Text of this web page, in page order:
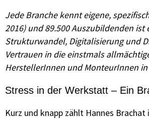
Jede Branche kennt eigene,
2016) und 89.500 Auszubildenden
Strukturwandel, Digitalisierung und
Vertrauen in die einstmals
HerstellerInnen und MonteurInnen
Stress in der Werkstatt – Ein
Kurz und knapp zählt Hannes Brachat